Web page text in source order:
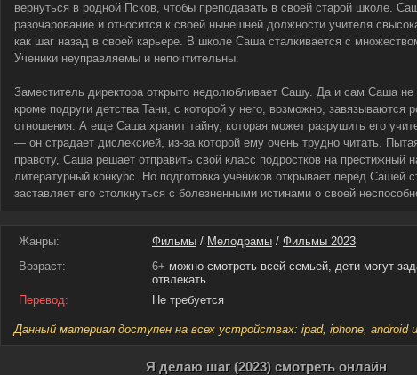
вернуться в родной Псков, чтобы преподавать в своей старой школе.
разочарование и относится к своей нынешней должности учителя
как шаг назад в своей карьере. В школе Саша сталкивается с
Ученики неуправляемы и непочтительны.
Заместитель директора открыто недолюбливает Сашу. Да и сам Саша не
кроме подруги детства Тани, с которой у него, возможно, завязываются
отношения. А еще Саша хранит тайну, которая может разрушить его
— он страдает дислексией, из-за которой ему очень трудно читать.
правоту, Саша решает отправить свой класс подростков на престижный
литературный конкурс. Но подготовка учеников открывает перед Сашей
заставляет его столкнуться с болезненными истинами о своей
Жанры: Фильмы / Мелодрамы / Фильмы 2023
Возраст:
6+ можно смотреть всей семьей, дети могут
отвлекать
Перевод:
Не требуется
Данный материал доступен на всех устройствах: ipad, iphone, android
Я делаю шаг (2023) смотреть онлайн